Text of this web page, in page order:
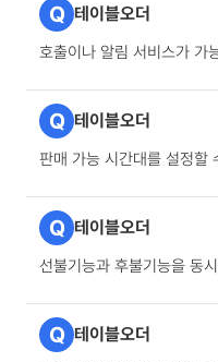
Q 테이블오더
호출이나 알림 서비스가 가
Q 테이블오더
판매 가능 시간대를 설정할
Q 테이블오더
선불기능과 후불기능을 동
Q 테이블오더